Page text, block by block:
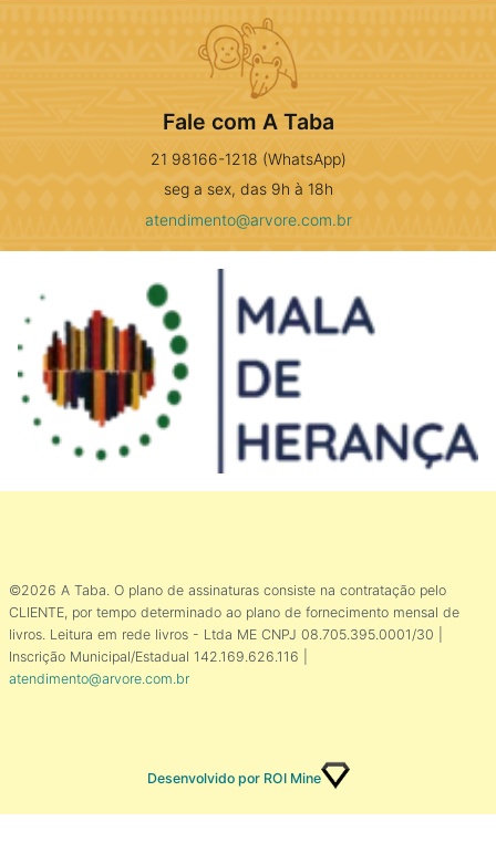
Fale com A Taba
21 98166-1218 (WhatsApp)
seg a sex, das 9h à 18h
atendimento@arvore.com.br
©2026 A Taba. O plano de assinaturas consiste na contratação pelo
CLIENTE, por tempo determinado ao plano de fornecimento mensal de
livros. Leitura em rede livros - Ltda ME CNPJ 08.705.395.0001/30 |
Inscrição Municipal/Estadual 142.169.626.116 |
atendimento@arvore.com.br
Desenvolvido por ROI Mine